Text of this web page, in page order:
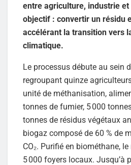
entre agriculture, industrie et
objectif : convertir un résidu
accélérant la transition vers
climatique.
Le processus débute au sein
regroupant quinze
unité de méthanisation,
tonnes de fumier, 5 000
tonnes de résidus végétaux
biogaz composé de 60 % de
CO₂. Purifié en biométhane,
5 000 foyers locaux. Jusqu’à